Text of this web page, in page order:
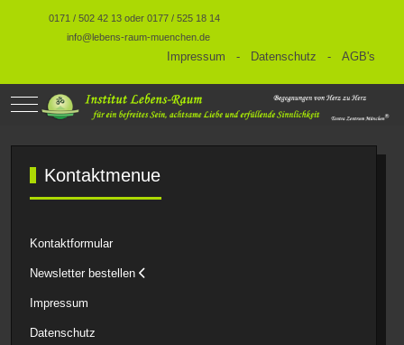
0171 / 502 42 13 oder 0177 / 525 18 14
info@lebens-raum-muenchen.de
Impressum - Datenschutz - AGB's
Mobile Menu Toggle
Kontaktmenue
Kontaktformular
Newsletter bestellen
Impressum
Datenschutz